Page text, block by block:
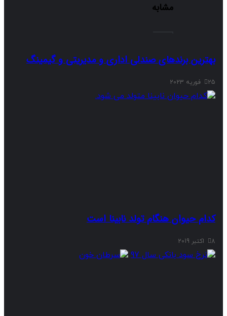
دانشگاهیان
مشابه
برندهای صندلی اداری و مدیریتی و گیمینگ
حیوان هنگام تولد نابینا است